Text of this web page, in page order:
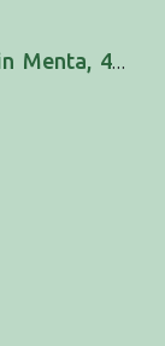
Niquitin Menta, 4 mg x 20 comp chupar